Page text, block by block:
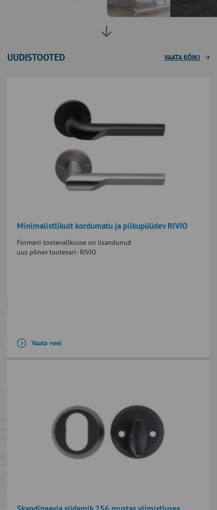
VAATA KÕIKI
UUDISTOOTED
Minimalistlikult kordumatu ja pilkupüüdev RIVIO
Formani tootevalikusse on lisandunud
uus põnev tootesari- RIVIO
Vaata veel